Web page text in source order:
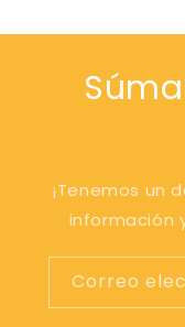
¡Tenemos un
información
Correo